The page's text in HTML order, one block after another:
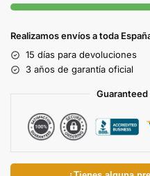
Realizamos envíos a toda
15 días para devoluciones
3 años de garantía oficial